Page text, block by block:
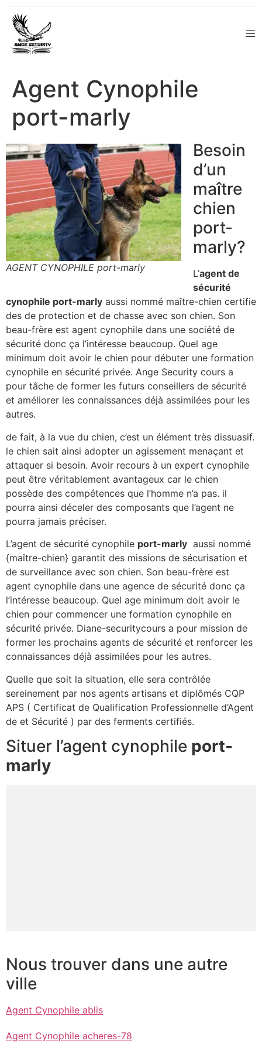
Agent Cynophile
port-marly
AGENT CYNOPHILE port-marly
Besoin
d’un
maître
chien
port-
marly?
L’agent de
sécurité
cynophile port-marly aussi nommé maître-chien certifie
des de protection et de chasse avec son chien. Son
beau-frère est agent cynophile dans une société de
sécurité donc ça l’intéresse beaucoup. Quel age
minimum doit avoir le chien pour débuter une formation
cynophile en sécurité privée. Ange Security cours a
pour tâche de former les futurs conseillers de sécurité
et améliorer les connaissances déjà assimilées pour les
autres.
de fait, à la vue du chien, c’est un élément très dissuasif.
le chien sait ainsi adopter un agissement menaçant et
attaquer si besoin. Avoir recours à un expert cynophile
peut être véritablement avantageux car le chien
possède des compétences que l’homme n’a pas. il
pourra ainsi déceler des composants que l’agent ne
pourra jamais préciser.
L’agent de sécurité cynophile port-marly aussi nommé
{maître-chien} garantit des missions de sécurisation et
de surveillance avec son chien. Son beau-frère est
agent cynophile dans une agence de sécurité donc ça
l’intéresse beaucoup. Quel age minimum doit avoir le
chien pour commencer une formation cynophile en
sécurité privée. Diane-securitycours a pour mission de
former les prochains agents de sécurité et renforcer les
connaissances déjà assimilées pour les autres.
Quelle que soit la situation, elle sera contrôlée
sereinement par nos agents artisans et diplômés CQP
APS ( Certificat de Qualification Professionnelle d’Agent
de et Sécurité ) par des ferments certifiés.
Situer l’agent cynophile port-
marly
Nous trouver dans une autre
ville
Agent Cynophile ablis
Agent Cynophile acheres-78